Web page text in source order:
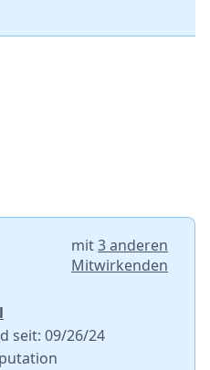
mit3 anderen
Mitwirkenden
seit: 09/26/24